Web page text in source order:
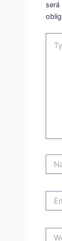
será
here..